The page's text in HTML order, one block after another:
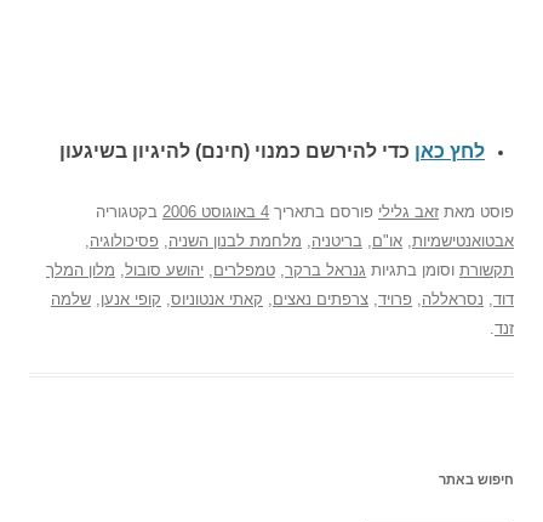
לחץ כאן כדי להירשם כמנוי (חינם) להיגיון בשיגעון
פוסט מאת זאב גלילי פורסם בתאריך 4 באוגוסט 2006
בקטגוריה
אבטואנטישמיות או"ם בריטניה מלחמת לבנון השניה פסיכולוגיה
תקשורת וסומן בתגיות גנראל ברקר טמפלרים יהושע סובול מלון המלך
דוד נסראללה פרויד צרפתים נאצים קאתי אנטוניוס קופי אנען שלמה
זנד
חיפוש באתר